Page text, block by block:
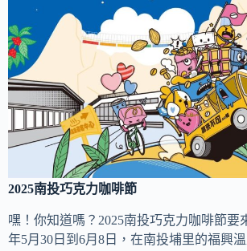
2025南投巧克力咖啡節
嘿！你知道嗎？2025南投巧克力咖啡節要
年5月30日到6月8日，在南投埔里的福興